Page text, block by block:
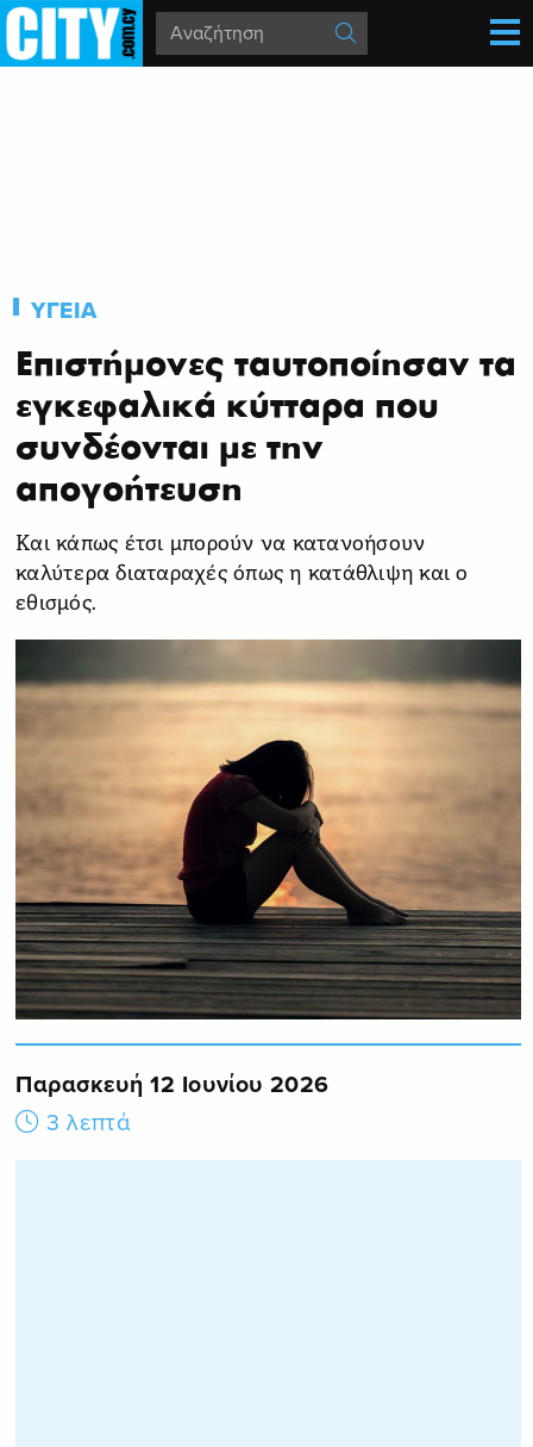
ΥΓΕΙΑ
Επιστήμονες ταυτοποίησαν τα
εγκεφαλικά κύτταρα που
συνδέονται με την
απογοήτευση
Και κάπως έτσι μπορούν να κατανοήσουν
καλύτερα διαταραχές όπως η κατάθλιψη και ο
εθισμός.
Παρασκευή 12 Ιουνίου 2026
3 λεπτά